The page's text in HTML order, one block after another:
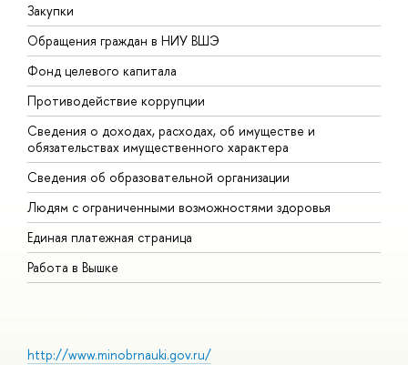
Закупки
Обращения граждан в НИУ ВШЭ
Фонд целевого капитала
Противодействие коррупции
Сведения о доходах, расходах, об имуществе и
обязательствах имущественного характера
Сведения об образовательной организации
Людям с ограниченными возможностями здоровья
Единая платежная страница
Работа в Вышке
http://www.minobrnauki.gov.ru/